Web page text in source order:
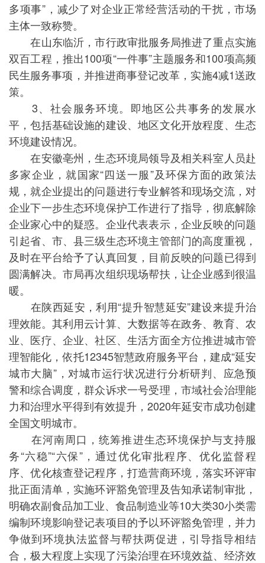
多项事”，减少了对企业正常经营活动的干扰，市场
主体一致称赞。
在山东临沂，市行政审批服务局推进了重点实施
双百工程，推出100项“一件事”主题服务和100项高频
民生服务事项，并推进商事登记改革，实施4减1送政
策。
3、社会服务环境。即地区公共事务的发展水
平，包括基础设施的建设、地区文化开放程度、生态
环境建设情况。
在安徽亳州，生态环境局领导及相关科室人员赴
多家企业，就国家“四送一服”及环保方面的政策法
规，就企业提出的问题进行专业解答和现场交流，对
企业下一步生态环境保护工作进行了指导，彻底解除
企业家心中的疑惑。企业代表表示，企业反映的问题
引起省、市、县三级生态环境主管部门的高度重视，
及时在平台给予了认真回复，目前反映的问题已得到
圆满解决。市局再次组织现场帮扶，让企业感到很温
暖。
在陕西延安，利用“提升智慧延安”建设来提升治
理效能。其利用云计算、大数据等在政务、教育、农
业、医疗、企业、社区、生活方面全方位推进城市管
理智能化，依托12345智慧政府服务平台，建成“延安
城市大脑”，对城市运行状况进行分析研判、应急预
警和综合调度，群众诉求一号受理，市域社会治理能
力和治理水平得到有效提升，2020年延安市成功创建
全国文明城市。
在河南周口，统筹推进生态环境保护与支持服
务“六稳”“六保”，通过优化审批程序、优化监督程
序、优化核查登记程序，打造营商环境，落实环评审
批正面清单，实施环评豁免管理及告知承诺制审批，
明确农副食品加工业、食品制造业等10大类30小类需
编制环境影响登记表项目的予以环评豁免管理，并力
争做到环境执法监督与帮扶两促进，引导指导相结
合，极大程度上实现了污染治理在环境效益、经济效